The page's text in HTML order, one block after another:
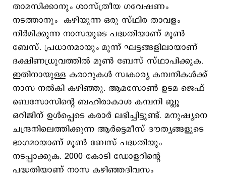
താമസിക്കാനും ശാസ്ത്രീയ ഗവേഷണം
നടത്താനും കഴിയുന്ന ഒരു സ്ഥിര താവളം
നിര്‍മിക്കുന്ന നാസയുടെ പദ്ധതിയാണ് മൂണ്‍
ബേസ്. പ്രധാനമായും മൂന്ന് ഘട്ടങ്ങളിലായാണ്
ദക്ഷിണധ്രുവത്തില്‍ മൂണ്‍ ബേസ് സ്ഥാപിക്കുക.
ഇതിനായുള്ള കരാറുകള്‍ സ്വകാര്യ കമ്പനികള്‍ക്ക്
നാസ നല്‍കി കഴിഞ്ഞു. ആമസോണ്‍ ഉടമ ജെഫ്
ബെസോസിന്റെ ബഹിരാകാശ കമ്പനി ബ്ലൂ
ഒറിജിന് ഉള്‍പ്പെടെ കരാര്‍ ലഭിച്ചിട്ടുണ്ട്. മനുഷ്യനെ
ചന്ദ്രനിലെത്തിക്കുന്ന ആര്‍ട്ടെമീസ് ദൗത്യങ്ങളുടെ
ഭാഗമായാണ് മൂണ്‍ ബേസ് പദ്ധതിയും
നടപ്പാക്കുക. 2000 കോടി ഡോളറിന്റെ
പദ്ധതിയാണ് നാസ കഴിഞ്ഞദിവസം